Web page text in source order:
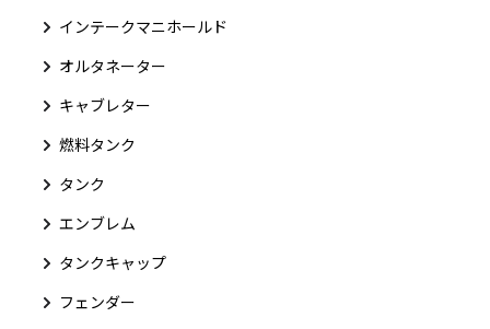
インテークマニホールド
オルタネーター
キャブレター
燃料タンク
タンク
エンブレム
タンクキャップ
フェンダー